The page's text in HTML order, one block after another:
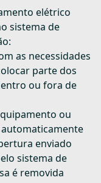
elétrico
sistema de
as necessidades
parte dos
ou fora de
ou
enviado
sistema de
é removida